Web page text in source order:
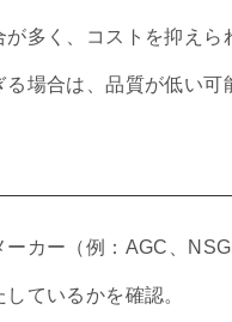
多く、コストを抑えら
る場合は、品質が低い可
ーカー（例：AGC、
ているかを確認。